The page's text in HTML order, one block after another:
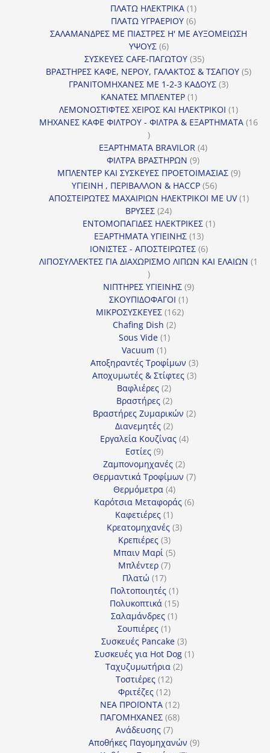
ΠΛΑΤΩ ΗΛΕΚΤΡΙΚΑ 11
προϊόν
ΠΛΑΤΩ ΥΓΡΑΕΡΙΟΥ 66
προϊόντα
ΣΑΛΑΜΑΝΔΡΕΣ ΜΕ ΠΙΑΣΤΡΕΣ Η' ΜΕ ΑΥΞΟΜΕΙΩΣΗ
ΥΨΟΥΣ 66
προϊόντα
ΣΥΣΚΕΥΕΣ CAFE-ΠΑΓΩΤΟΥ 3535
προϊόντα
ΒΡΑΣΤΗΡΕΣ ΚΑΦΕ, ΝΕΡΟΥ, ΓΑΛΑΚΤΟΣ & ΤΣΑΓΙΟΥ 55
ΓΡΑΝΙΤΟΜΗΧΑΝΕΣ ΜΕ 1-2-3 ΚΑΔΟΥΣ 33
ΚΑΝΑΤΕΣ ΜΠΛΕΝΤΕΡ 11
προϊόν
ΛΕΜΟΝΟΣΤΙΦΤΕΣ ΧΕΙΡΟΣ ΚΑΙ ΗΛΕΚΤΡΙΚΟΙ 11
προϊόν
ΜΗΧΑΝΕΣ ΚΑΦΕ ΦΙΛΤΡΟΥ - ΦΙΛΤΡΑ & ΕΞΑΡΤΗΜΑΤΑ 16
16
προϊόντα
ΕΞΑΡΤΗΜΑΤΑ BRAVILOR 44
ΦΙΛΤΡΑ ΒΡΑΣΤΗΡΩΝ 99
προϊόντα
ΜΠΛΕΝΤΕΡ ΚΑΙ ΣΥΣΚΕΥΕΣ ΠΡΟΕΤΟΙΜΑΣΙΑΣ 99
ΥΓΙΕΙΝΗ , ΠΕΡΙΒΑΛΛΟΝ & HACCP 5656
προϊόντα
ΑΠΟΣΤΕΙΡΩΤΕΣ ΜΑΧΑΙΡΙΩΝ ΗΛΕΚΤΡΙΚΟΙ ΜΕ UV 11
ΒΡΥΣΕΣ 2424
προϊόντα
ΕΝΤΟΜΟΠΑΓΙΔΕΣ ΗΛΕΚΤΡΙΚΕΣ 11
ΕΞΑΡΤΗΜΑΤΑ ΥΓΙΕΙΝΗΣ 1313
προϊόντα
ΙΟΝΙΣΤΕΣ - ΑΠΟΣΤΕΙΡΩΤΕΣ 66
προϊόντα
ΛΙΠΟΣΥΛΛΕΚΤΕΣ ΓΙΑ ΔΙΑΧΩΡΙΣΜΟ ΛΙΠΩΝ ΚΑΙ ΕΛΑΙΩΝ 1
1
προϊόν
ΝΙΠΤΗΡΕΣ ΥΓΙΕΙΝΗΣ 99
ΣΚΟΥΠΙΔΟΦΑΓΟΙ 11
ΜΙΚΡΟΣΥΣΚΕΥΕΣ 162162
Chafing Dish 22
Sous Vide 11
Vacuum 11
προϊόν
Αποξηραντές Τροφίμων 33
προϊόντα
Αποχυμωτές & Στίφτες 33
Βαφλιέρες 22
προϊόντα
Βραστήρες 22
προϊόντα
Βραστήρες Ζυμαρικών 22
Διανεμητές 22
προϊόντα
Εργαλεία Κουζίνας 44
Εστίες 99
προϊόντα
Ζαμπονομηχανές 22
προϊόντα
Θερμαντικά Τροφίμων 77
Θερμόμετρα 44
προϊόντα
Καρότσια Μεταφοράς 66
Καφετιέρες 11
προϊόν
Κρεατομηχανές 33
Κρεπιέρες 33
προϊόντα
Μπαιν Μαρί 55
Μπλέντερ 77
Πλατώ 1717
προϊόντα
Πολτοποιητές 11
προϊόν
Πολυκοπτικά 1515
προϊόντα
Σαλαμάνδρες 11
Σουπιέρες 11
προϊόν
Συσκευές Pancake 33
προϊόντα
Συσκευές για Hot Dog 11
Ταχυζυμωτήρια 22
Τοστιέρες 1212
προϊόντα
Φριτέζες 1212
προϊόντα
ΝΕΑ ΠΡΟΪΟΝΤΑ 1212
προϊόντα
ΠΑΓΟΜΗΧΑΝΕΣ 6868
Ανάδευσης 77
προϊόντα
Αποθήκες Παγομηχανών 99